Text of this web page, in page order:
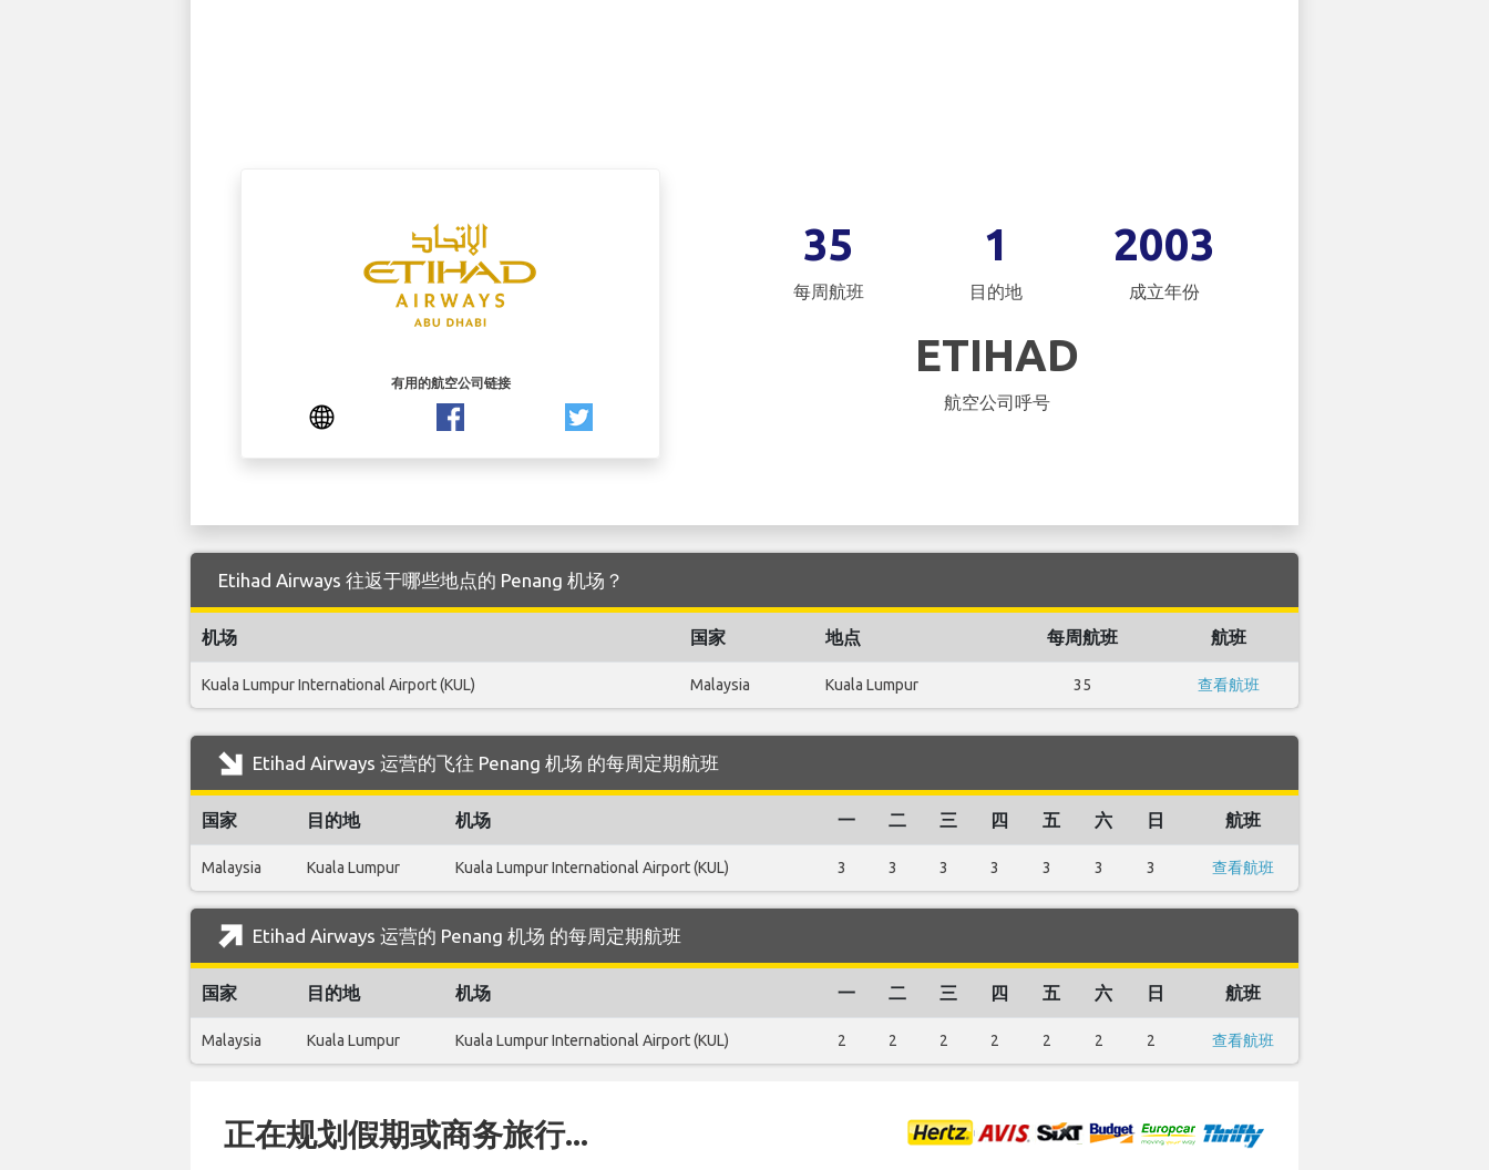
有用的航空公司链接
35
每周航班
1
目的地
2003
成立年份
ETIHAD
航空公司呼号
Etihad Airways 往返于哪些地点的 Penang 机场？
机场 国家 地点 每周航班 航班
Kuala Lumpur International Airport (KUL) Malaysia Kuala Lumpur 35 查看航班
Etihad Airways 运营的飞往 Penang 机场 的每周定期航班
国家 目的地 机场 一 二 三 四 五 六 日 航班
Malaysia Kuala Lumpur Kuala Lumpur International Airport (KUL) 3 3 3 3 3 3 3 查看航班
Etihad Airways 运营的 Penang 机场 的每周定期航班
国家 目的地 机场 一 二 三 四 五 六 日 航班
Malaysia Kuala Lumpur Kuala Lumpur International Airport (KUL) 2 2 2 2 2 2 2 查看航班
正在规划假期或商务旅行...